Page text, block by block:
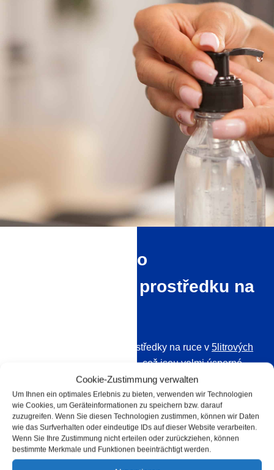
Cookie-Zustimmung verwalten
Um Ihnen ein optimales Erlebnis zu bieten, verwenden wir Technologien
wie Cookies, um Geräteinformationen zu speichern bzw. darauf
zuzugreifen. Wenn Sie diesen Technologien zustimmen, können wir Daten
wie das Surfverhalten oder eindeutige IDs auf dieser Website verarbeiten.
Wenn Sie Ihre Zustimmung nicht erteilen oder zurückziehen, können
bestimmte Merkmale und Funktionen beeinträchtigt werden.
Výhody našeho
dezinfekčního prostředku na
Dodáváme dezinfekční prostředky na ruce v 5litrových
500ml lahvích, což jsou velmi úsporné
koncentráty pro míchání. Byla testována jeho účinnost
proti bakteriím a virům, včetně koronavirů, a je natolik
účinný, že byste si jej měli objednat pro větší prostory,
kde dochází k velké spotřebě dezinfekčních
prostředků. Případně si můžete pořídit hotová řešení,
která si můžete ihned nasadit.